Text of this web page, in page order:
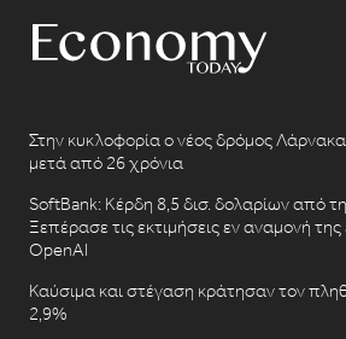
Στην κυκλοφορία ο νέος δρόμος
μετά από 26 χρόνια
SoftBank: Κέρδη 8,5 δισ. δολαρίων από
Ξεπέρασε τις εκτιμήσεις εν αναμονή
OpenAI
Καύσιμα και στέγαση κράτησαν τον
2,9%